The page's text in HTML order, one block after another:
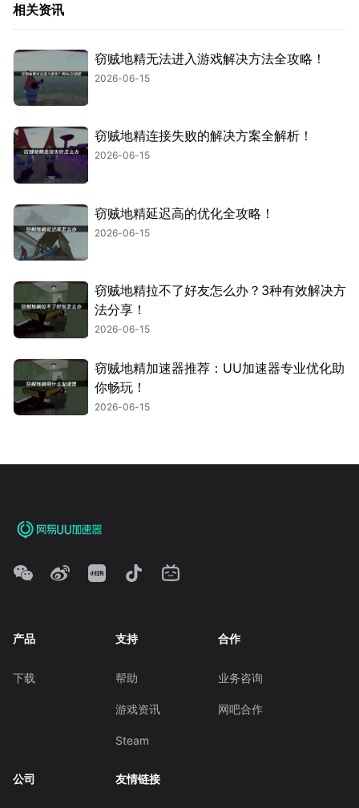
相关资讯
窃贼地精无法进入游戏解决方法全攻略！
2026-06-15
窃贼地精连接失败的解决方案全解析！
2026-06-15
窃贼地精延迟高的优化全攻略！
2026-06-15
窃贼地精拉不了好友怎么办？3种有效解决方
法分享！
2026-06-15
窃贼地精加速器推荐：UU加速器专业优化助
你畅玩！
2026-06-15
产品
下载
支持
帮助
游戏资讯
Steam
合作
业务咨询
网吧合作
公司 友情链接